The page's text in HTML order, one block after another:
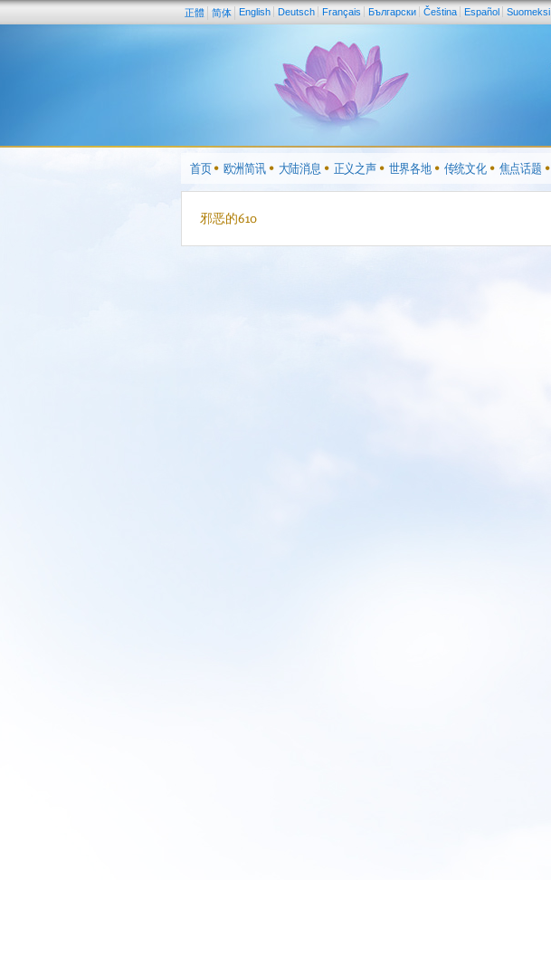
正體 简体 English Deutsch Français Български Čeština Español Suomeksi
首页 欧洲简讯 大陆消息 正义之声 世界各地 传统文化 焦点话题
邪恶的610